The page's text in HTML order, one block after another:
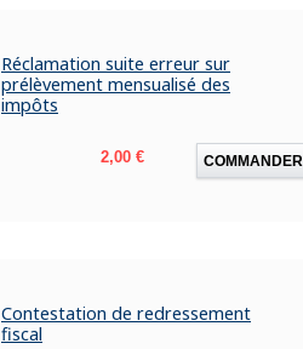
Réclamation suite erreur sur
prélèvement mensualisé des
impôts
Prix
2,00 € COMMANDER
Contestation de redressement
fiscal